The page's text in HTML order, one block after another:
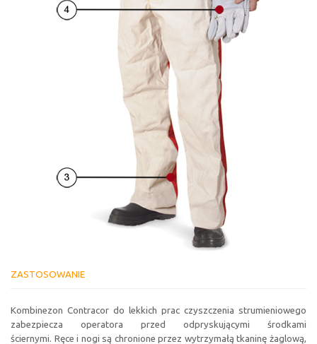
ZASTOSOWANIE
Kombinezon Contracor do lekkich prac czyszczenia strumieniowego
zabezpiecza operatora przed odpryskującymi środkami
ściernymi. Ręce i nogi są chronione przez wytrzymałą tkaninę żaglową,